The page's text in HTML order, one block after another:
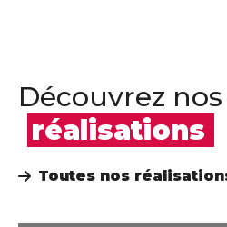
Découvrez nos
réalisations
Toutes nos